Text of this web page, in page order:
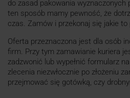
do zasad pakowania wyznaczonych
ten sposób mamy pewność, że
czas. Zamów i przekonaj się jakie to
Oferta przeznaczona jest dla osób
firm. Przy tym zamawianie kuriera
zadzwonić lub wypełnić formularz
zlecenia niezwłocznie po złożeniu
przejmować się gotówką, czy